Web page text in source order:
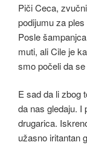
Piči Ceca,
podijumu za
Posle
muti, ali Cile je
smo počeli da
E sad da li zbog
da nas gledaju. I
drugarica.
užasno iritantan